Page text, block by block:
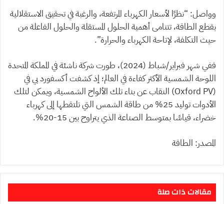
وواصل: “نظرًا لأسعار الكهرباء المرتفعة، والرغبة في تحقيق الاستقلالية
بقطع الطاقة، تتنامى أهمية الحلول المستقلة والحلول الفاعلة من
حيث التكلفة، لإتاحة الكهرباء والحرارة”.
ففي شهر فبراير/شباط (2024)، طورت شركة ناشئة في المملكة المتحدة
اللوحة الشمسية الأكثر كفاءة في العالم؛ إذ كشفت أكسفورد بي في
(Oxford PV) النقاب عن بناء تلك الألواح الشمسية، ويمكن لتلك
الأدوات توليد 25% من طاقة الشمس التي تلتقطها إلى كهرباء
خضراء، قياسًا بمتوسط الصناعة الذي يتراوح بين 15-20%.
المصدر: الطاقة
مقالات ذات صلة